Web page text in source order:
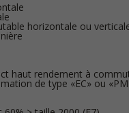
horizontale ou
haut rendement à
de type «EC» ou